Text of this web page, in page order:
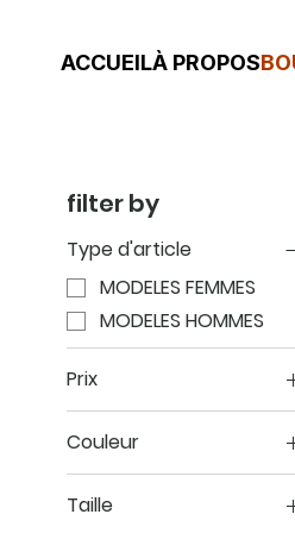
ACCUEILÀ PROPOS
filter by
Type d'article
MODELES FEMMES
MODELES HOMMES
Prix
15 € 39
Couleur
Taille